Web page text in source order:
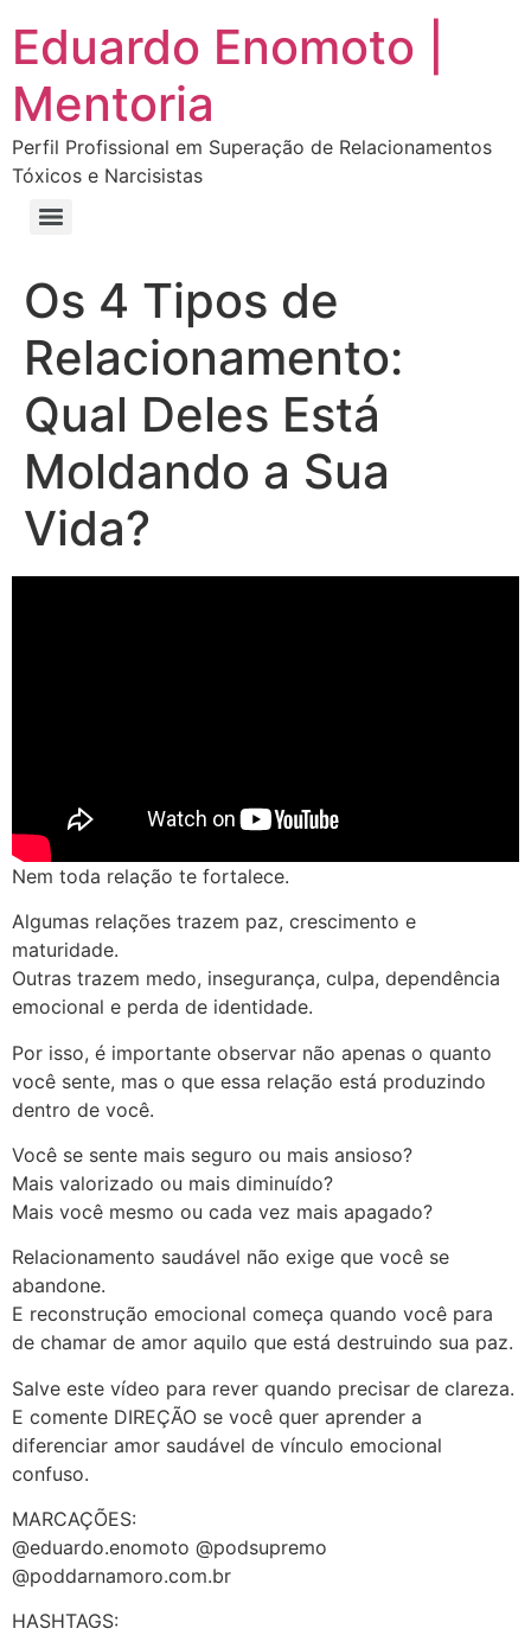
Eduardo Enomoto |
Mentoria
Perfil Profissional em Superação de Relacionamentos
Tóxicos e Narcisistas
Os 4 Tipos de
Relacionamento:
Qual Deles Está
Moldando a Sua
Vida?
Nem toda relação te fortalece.
Algumas relações trazem paz, crescimento e
maturidade.
Outras trazem medo, insegurança, culpa, dependência
emocional e perda de identidade.
Por isso, é importante observar não apenas o quanto
você sente, mas o que essa relação está produzindo
dentro de você.
Você se sente mais seguro ou mais ansioso?
Mais valorizado ou mais diminuído?
Mais você mesmo ou cada vez mais apagado?
Relacionamento saudável não exige que você se
abandone.
E reconstrução emocional começa quando você para
de chamar de amor aquilo que está destruindo sua paz.
Salve este vídeo para rever quando precisar de clareza.
E comente DIREÇÃO se você quer aprender a
diferenciar amor saudável de vínculo emocional
confuso.
MARCAÇÕES:
@eduardo.enomoto @podsupremo
@poddarnamoro.com.br
HASHTAGS: